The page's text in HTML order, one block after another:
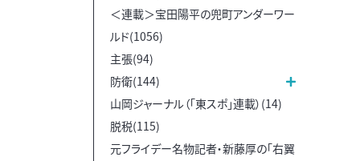
＜連載＞宝田陽平の兜町アンダーワー
ルド(1056)
主張(94)
防衛(144)
山岡ジャーナル（「東スポ」連載）(14)
脱税(115)
元フライデー名物記者・新藤厚の「右翼